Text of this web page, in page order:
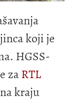
koji je
HGSS-
zaRTL
kraju